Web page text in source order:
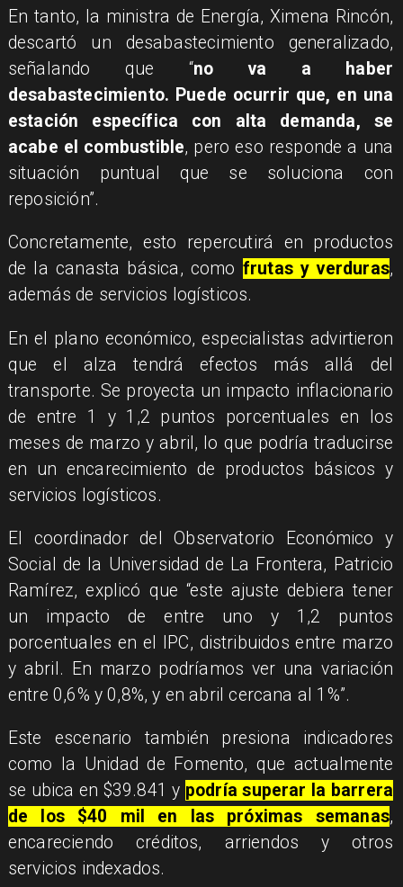
En tanto, la ministra de Energía, Ximena Rincón,
descartó un desabastecimiento generalizado,
señalando que “no va a haber
desabastecimiento. Puede ocurrir que, en una
estación específica con alta demanda, se
acabe el combustible, pero eso responde a una
situación puntual que se soluciona con
reposición”.
Concretamente, esto repercutirá en productos
de la canasta básica, como frutas y verduras,
además de servicios logísticos.
En el plano económico, especialistas advirtieron
que el alza tendrá efectos más allá del
transporte. Se proyecta un impacto inflacionario
de entre 1 y 1,2 puntos porcentuales en los
meses de marzo y abril, lo que podría traducirse
en un encarecimiento de productos básicos y
servicios logísticos.
El coordinador del Observatorio Económico y
Social de la Universidad de La Frontera, Patricio
Ramírez, explicó que “este ajuste debiera tener
un impacto de entre uno y 1,2 puntos
porcentuales en el IPC, distribuidos entre marzo
y abril. En marzo podríamos ver una variación
entre 0,6% y 0,8%, y en abril cercana al 1%”.
Este escenario también presiona indicadores
como la Unidad de Fomento, que actualmente
se ubica en $39.841 y podría superar la barrera
de los $40 mil en las próximas semanas,
encareciendo créditos, arriendos y otros
servicios indexados.